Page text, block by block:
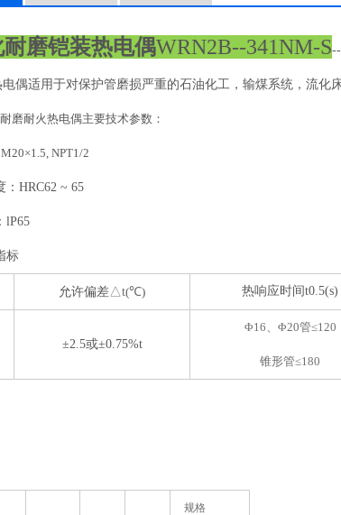
磨铠装热电偶WRN2B--341NM-S
电偶适用于对保护管磨损严重的石油化工，输煤系统，流化
磨耐火热电偶主要技术参数：
NPT1/2
：HRC62 ~ 65
lP65
标
允许偏差△t(℃) 热响应时间t0.5(s)
±2.5或±0.75%t
Φ16、Φ20管≤120
锥形管≤180
规格